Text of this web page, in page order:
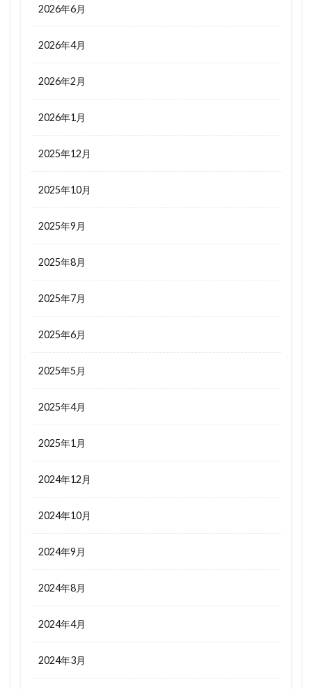
2026年6月
2026年4月
2026年2月
2026年1月
2025年12月
2025年10月
2025年9月
2025年8月
2025年7月
2025年6月
2025年5月
2025年4月
2025年1月
2024年12月
2024年10月
2024年9月
2024年8月
2024年4月
2024年3月